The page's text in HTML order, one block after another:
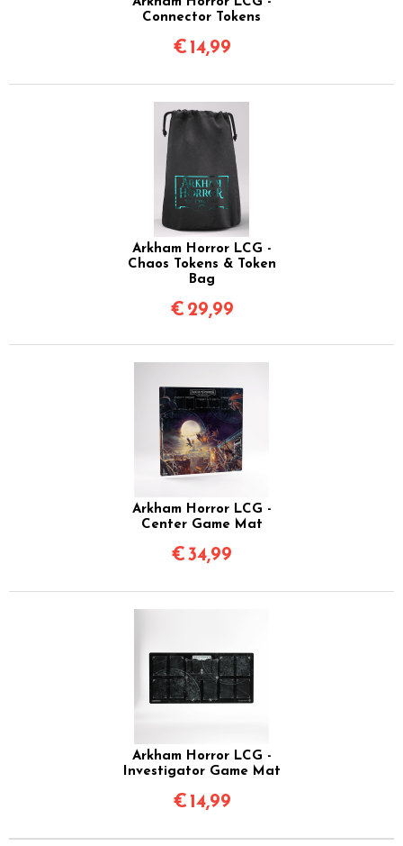
Connector Tokens
€ 14,99
Arkham Horror LCG -
Chaos Tokens & Token
Bag
€ 29,99
Arkham Horror LCG -
Center Game Mat
€34,99
Arkham Horror LCG -
Investigator Game Mat
€ 14,99